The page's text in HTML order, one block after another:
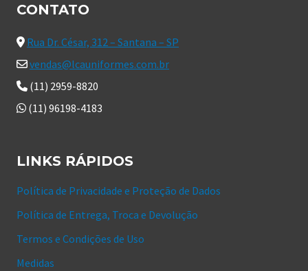
CONTATO
Rua Dr. César, 312 – Santana – SP
vendas@lcauniformes.com.br
(11) 2959-8820
(11) 96198-4183
LINKS RÁPIDOS
Política de Privacidade e Proteção de Dados
Política de Entrega, Troca e Devolução
Termos e Condições de Uso
Medidas